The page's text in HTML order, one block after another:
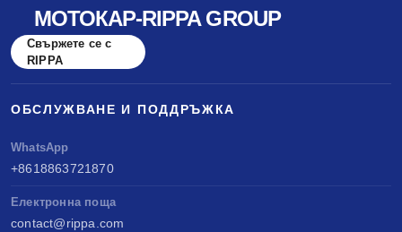
МОТОКАР-RIPPA GROUP
Свържете се с
RIPPA
ОБСЛУЖВАНЕ И ПОДДРЪЖКА
WhatsApp
+8618863721870
Електронна поща
contact@rippa.com